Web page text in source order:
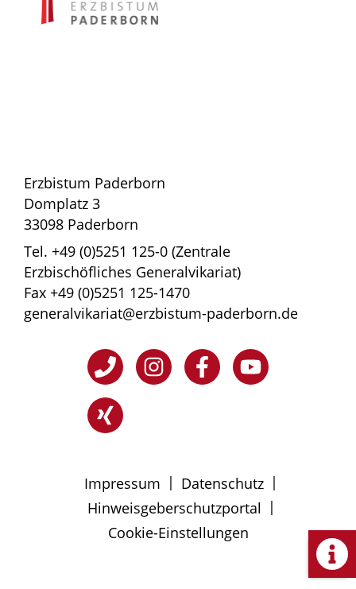
Erzbistum Paderborn
Domplatz 3
33098 Paderborn
Tel. +49 (0)5251 125-0 (Zentrale
Erzbischöfliches Generalvikariat)
Fax +49 (0)5251 125-1470
generalvikariat@erzbistum-paderborn.de
Impressum | Datenschutz |
Hinweisgeberschutzportal |
Cookie-Einstellungen